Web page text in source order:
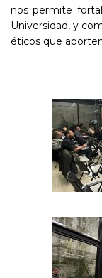
nos permite
Universidad, y
éticos que